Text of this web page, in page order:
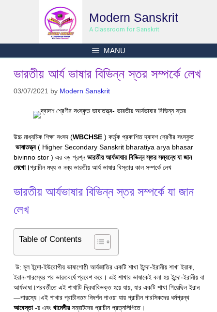
Modern Sanskrit
A Classroom for Sanskrit
MANU
ভারতীয় আর্য ভাষার বিভিন্ন স্তর সম্পর্কে লেখ
03/07/2021 by Modern Sanskrit
উচ্চ মাধ্যমিক শিক্ষা সংসদ (WBCHSE ) কর্তৃক প্রকাশিত দ্বাদশ শ্রেণীর সংস্কৃত
ভাষাতত্ত্ব( Higher Secondary Sanskrit bharatiya arya bhasar
bivinno stor ) এর বড় প্রশ্নভারতীয় আর্যভাষার বিভিন্ন স্তর সম্বন্ধে যা জান
লেখো।প্রাচীন মধ্য ও নব্য ভারতীয় আর্য ভাষার বিস্তার কাল সম্পর্কে লেখ
ভারতীয় আর্যভাষার বিভিন্ন স্তর সম্পর্কে যা জান
লেখ
Table of Contents
উ: মূল ইন্দো-ইউরোপীয় ভাষাগোষ্ঠী আর্যজাতির একটি শাখা ইন্দো-ইরানীয় শাখা ইরাক,
ইরান-পারস্যের পর ভারতবর্ষে প্রবেশ করে। এই শাখার ভাষাকেই বলা হয় ইন্দো-ইরানীয় বা
আর্যভাষা।পরবর্তীতে এই শাখাটি দ্বিধাবিভক্ত হয়ে যায়, যার একটি শাখা গিয়েছিল ইরান
—পারস্যে।এই শাখার প্রাচীনতম নিদর্শন পাওয়া যায় প্রাচীন পারসিকদের ধর্মগ্রন্থ
আবেস্তা-য় এবং খামেনীয়সম্রাটদের প্রাচীন প্রত্নলিপিতে।